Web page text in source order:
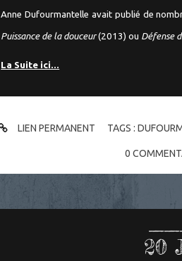
Anne Dufourmantelle avait publié de
Puissance de la douceur(2013) ou Défense
La Suite ici...
LIEN PERMANENT TAGS :
0
20